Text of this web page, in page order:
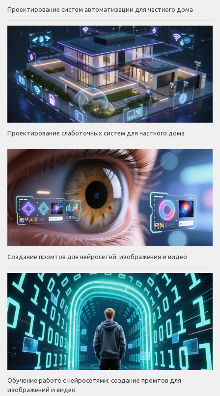
Проектирование систем автоматизации для частного дома
Проектирование слаботочных систем для частного дома
Создание промтов для нейросетей: изображения и видео
Обучение работе с нейросетями: создание промтов для
изображений и видео